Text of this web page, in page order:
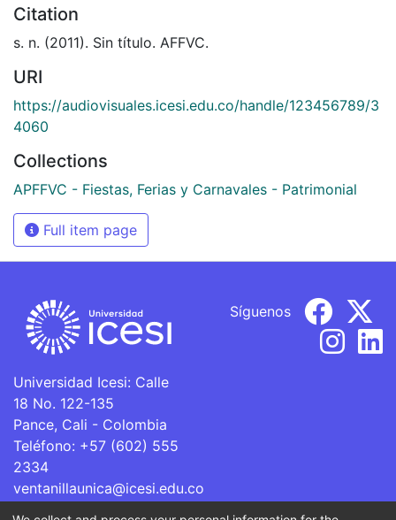
Citation
s. n. (2011). Sin título. AFFVC.
URI
https://audiovisuales.icesi.edu.co/handle/123456789/3
4060
Collections
APFFVC - Fiestas, Ferias y Carnavales - Patrimonial
Full item page
Universidad Icesi: Calle
18 No. 122-135
Pance, Cali - Colombia
Teléfono: +57 (602) 555
2334
ventanillaunica@icesi.edu.co
Síguenos